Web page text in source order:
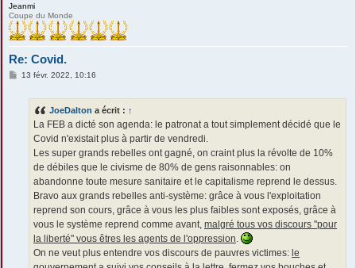
Jeanmi
Coupe du Monde
Re: Covid.
M13 févr. 2022, 10:16
JoeDalton a écrit : ↑
La FEB a dicté son agenda: le patronat a tout simplement décidé que le
Covid n'existait plus à partir de vendredi.
Les super grands rebelles ont gagné, on craint plus la révolte de 10%
de débiles que le civisme de 80% de gens raisonnables: on
abandonne toute mesure sanitaire et le capitalisme reprend le dessus.
Bravo aux grands rebelles anti-système: grâce à vous l'exploitation
reprend son cours, grâce à vous les plus faibles sont exposés, grâce à
vous le système reprend comme avant, malgré tous vos discours "pour
la liberté" vous êtres les agents de l'oppression.
On ne veut plus entendre vos discours de pauvres victimes: le